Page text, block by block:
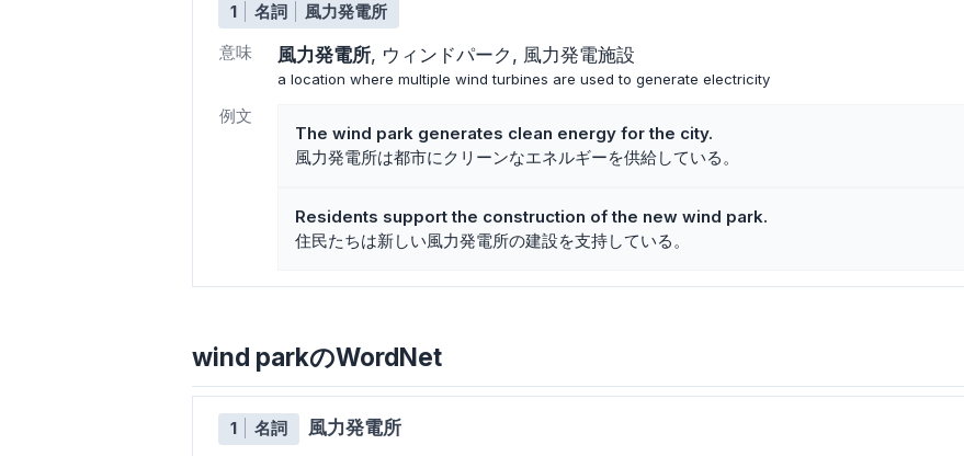
1 名詞
風力発電所
意味
風力発電所 ウィンドパーク 風力発電施設
a location where multiple wind turbines are used to generate electricity
例文
The wind park generates clean energy for the city.
風力発電所は都市にクリーンなエネルギーを供給している。
Residents support the construction of the new wind park.
住民たちは新しい風力発電所の建設を支持している。
wind parkのWordNet
1 名詞 風力発電所